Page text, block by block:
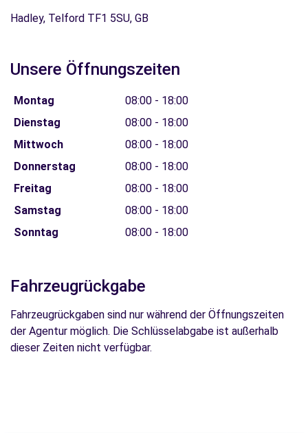
Hadley, Telford TF1 5SU, GB
Unsere Öffnungszeiten
Montag
08:00 - 18:00
Dienstag
08:00 - 18:00
Mittwoch
08:00 - 18:00
Donnerstag
08:00 - 18:00
Freitag
08:00 - 18:00
Samstag
08:00 - 18:00
Sonntag
08:00 - 18:00
Fahrzeugrückgabe
Fahrzeugrückgaben sind nur während der Öffnungszeiten
der Agentur möglich. Die Schlüsselabgabe ist außerhalb
dieser Zeiten nicht verfügbar.